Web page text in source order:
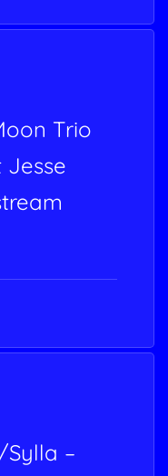
Trio
Jesse
–